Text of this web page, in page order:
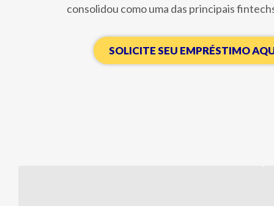
consolidou como uma das principais
SOLICITE SEU EMPRÉSTIMO